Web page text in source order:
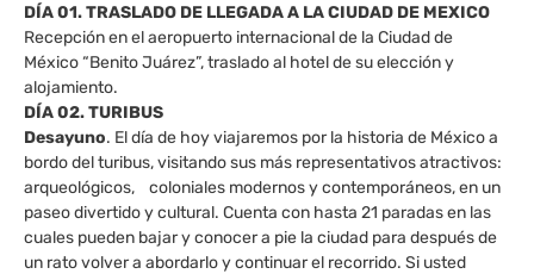
DÍA 01. TRASLADO DE LLEGADA A LA CIUDAD DE MEXICO
Recepción en el aeropuerto internacional de la Ciudad de
México “Benito Juárez”, traslado al hotel de su elección y
alojamiento.
DÍA 02. TURIBUS
Desayuno. El día de hoy viajaremos por la historia de México a
bordo del turibus, visitando sus más representativos atractivos:
arqueológicos, coloniales modernos y contemporáneos, en un
paseo divertido y cultural. Cuenta con hasta 21 paradas en las
cuales pueden bajar y conocer a pie la ciudad para después de
un rato volver a abordarlo y continuar el recorrido. Si usted